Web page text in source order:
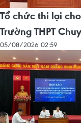
Tổ chức thi lại
Trường THPT
05/08/2026 02:59